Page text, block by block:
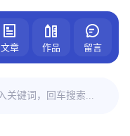
文章 作品 留言